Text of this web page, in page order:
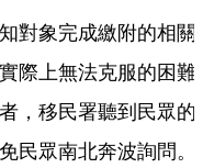
對象完成繳附的相關
際上無法克服的困難
，移民署聽到民眾的
民眾南北奔波詢問。